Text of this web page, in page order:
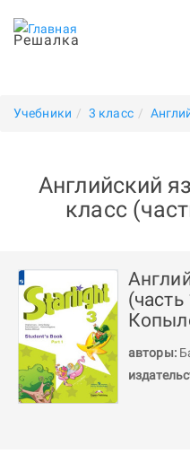
Решалка
Учебники 3 класс
Английский
класс
авторы: